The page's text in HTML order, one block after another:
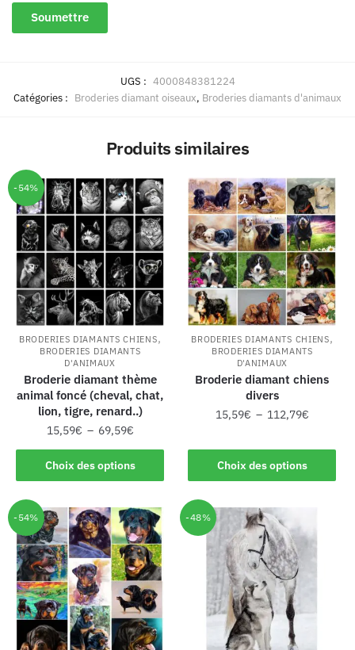
UGS : 4000848381224
Catégories : Broderies diamant oiseaux, Broderies diamants d'animaux
Produits similaires
-54%
BRODERIES DIAMANTS CHIENS,
BRODERIES DIAMANTS
D'ANIMAUX
Broderie diamant thème
animal foncé (cheval, chat,
lion, tigre, renard..)
15,59€ – 69,59€
Choix des options
BRODERIES DIAMANTS CHIENS,
BRODERIES DIAMANTS
D'ANIMAUX
Broderie diamant chiens
divers
15,59€ – 112,79€
Choix des options
-54% -48%